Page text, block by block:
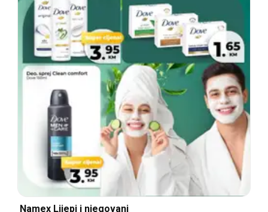
Namex Lijepi i njegovani